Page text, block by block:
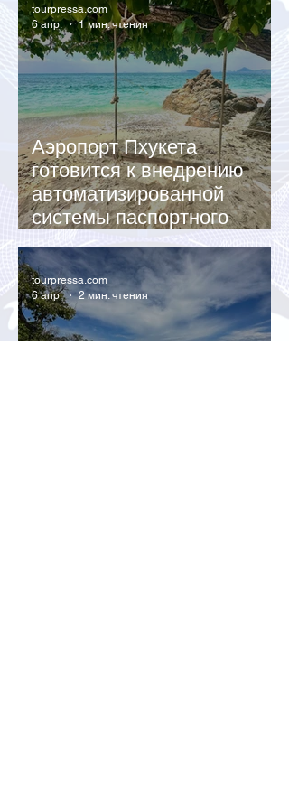
Аэропорт Пхукета
готовится к внедрению
автоматизированной
системы паспортного
контроля
tourpressa.com
6 апр.
1 мин. чтения
tourpressa.com
6 апр.
2 мин. чтения